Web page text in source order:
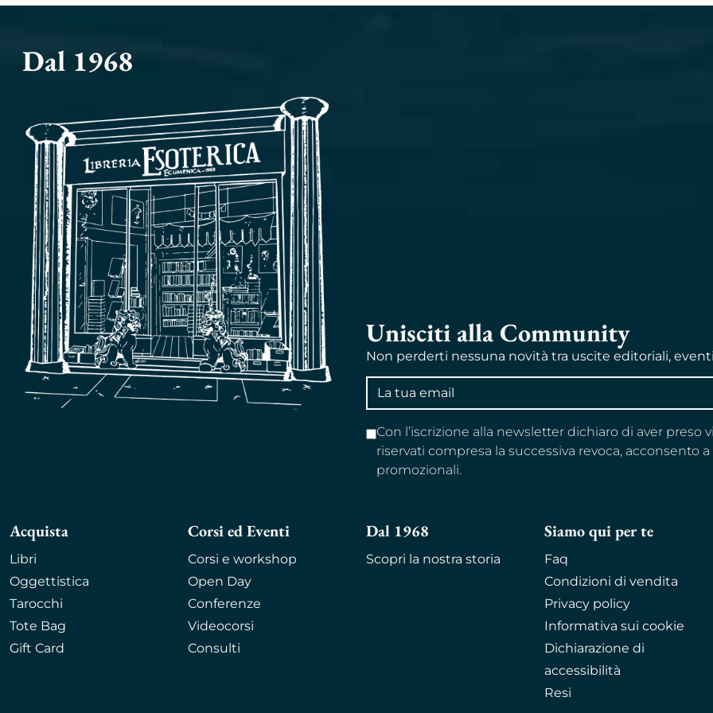
Dal 1968
Unisciti alla Community
Non perderti nessuna novità tra uscite editoriali,
Indirizzo
email
Con l’iscrizione alla newsletter dichiaro di aver
riservati compresa la successiva revoca,
promozionali.
Acquista
Libri
Oggettistica
Tarocchi
Tote Bag
Gift Card
Corsi ed Eventi
Corsi e workshop
Open Day
Conferenze
Videocorsi
Consulti
Dal 1968
Scopri la nostra storia
Siamo qui per te
Faq
Condizioni di vendita
Privacy policy
Informativa sui cookie
Dichiarazione di
accessibilità
Resi